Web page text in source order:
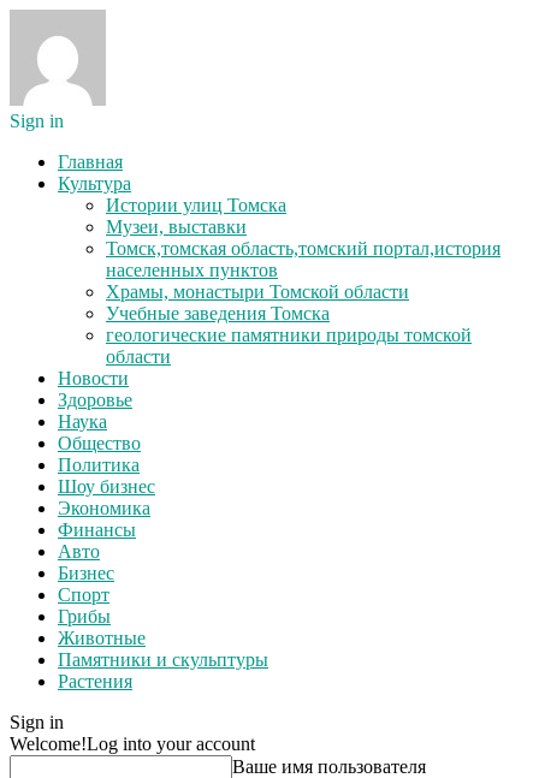
Sign in
Главная
Культура
Истории улиц Томска
Музеи, выставки
Томск,томская область,томский портал,история
населенных пунктов
Храмы, монастыри Томской области
Учебные заведения Томска
геологические памятники природы томской
области
Новости
Здоровье
Наука
Общество
Политика
Шоу бизнес
Экономика
Финансы
Авто
Бизнес
Спорт
Грибы
Животные
Памятники и скульптуры
Растения
Sign in
Welcome!Log into your account
Ваше имя пользователя